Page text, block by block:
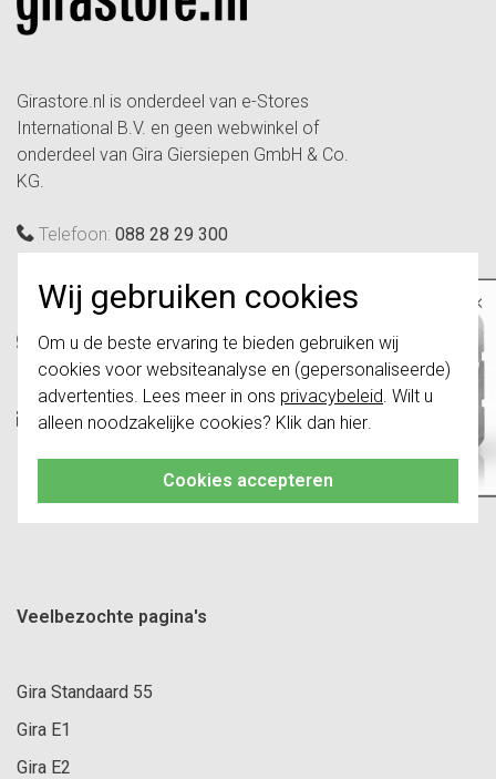
Wij gebruiken cookies
Om u de beste ervaring te bieden gebruiken wij
cookies voor websiteanalyse en (gepersonaliseerde)
advertenties. Lees meer in ons privacybeleid. Wilt u
alleen noodzakelijke cookies? Klik dan hier.
Cookies accepteren
Girastore.nl is onderdeel van e-Stores
International B.V. en geen webwinkel of
onderdeel van Gira Giersiepen GmbH & Co.
KG.
Telefoon: 088 28 29 300
13:00 tot 17:00 uur)
WhatsApp:+31 6 12346428
(maandag t/m vrijdag, 9:00 tot 17:00 uur)
E-mail:info@girastore.nl
Veelbezochte pagina's
Gira Standaard 55
Gira E1
Gira E2
×
schakelwippen zijn vernieuwd. Ze zijn
niette combineren met de schakelaars
van vóór augustus 2024.
Klik hiervoor meer informatie, zodat je